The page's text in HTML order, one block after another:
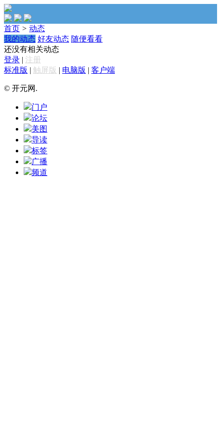
首页 > 动态
我的动态 好友动态 随便看看
还没有相关动态
登录 | 注册
标准版 | 触屏版 | 电脑版 | 客户端
© 开元网.
门户
论坛
美图
导读
标签
广播
频道